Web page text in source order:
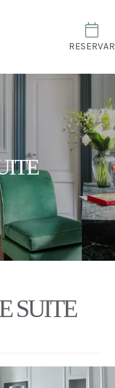
RESERVAR
SUITE